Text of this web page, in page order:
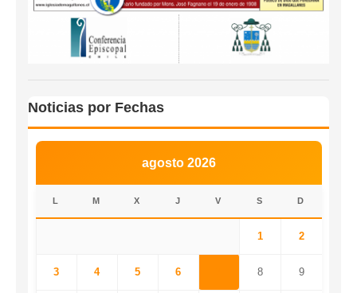
Noticias por Fechas
agosto 2026
L M X J V S D
1 2
3 4 5 6 8 9